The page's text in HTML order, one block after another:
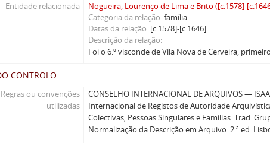
Entidade relacionada
Nogueira, Lourenço de Lima e Brito ([c.1578]-
Categoria da relação família
Datas da relação [c.1578]-[c.1646]
Descrição da relação
Foi o 6.º visconde de Vila Nova de Cerveira,
CONTROLO
Regras ou convenções
utilizadas
CONSELHO INTERNACIONAL DE ARQUIVOS —
Internacional de Registos de Autoridade
Colectivas, Pessoas Singulares e Famílias. Trad.
Normalização da Descrição em Arquivo. 2.ª ed.